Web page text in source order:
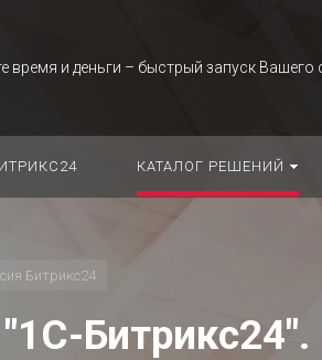
время и деньги – быстрый запуск Вашего
КАТАЛОГ РЕШЕНИЙ
Битрикс24
Битрикс24".